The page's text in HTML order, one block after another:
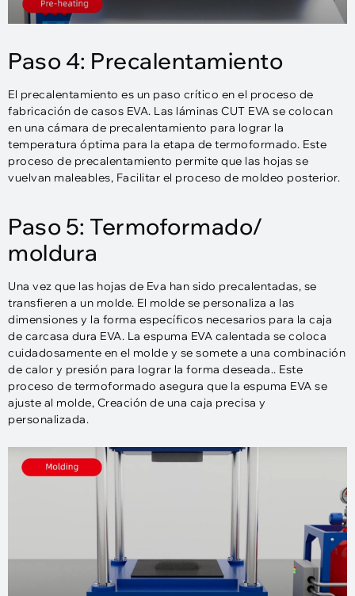
Paso 4: Precalentamiento
El precalentamiento es un paso crítico en el proceso de
fabricación de casos EVA. Las láminas CUT EVA se colocan
en una cámara de precalentamiento para lograr la
temperatura óptima para la etapa de termoformado. Este
proceso de precalentamiento permite que las hojas se
vuelvan maleables, Facilitar el proceso de moldeo posterior.
Paso 5: Termoformado/
moldura
Una vez que las hojas de Eva han sido precalentadas, se
transfieren a un molde. El molde se personaliza a las
dimensiones y la forma específicos necesarios para la caja
de carcasa dura EVA. La espuma EVA calentada se coloca
cuidadosamente en el molde y se somete a una combinación
de calor y presión para lograr la forma deseada.. Este
proceso de termoformado asegura que la espuma EVA se
ajuste al molde, Creación de una caja precisa y
personalizada.